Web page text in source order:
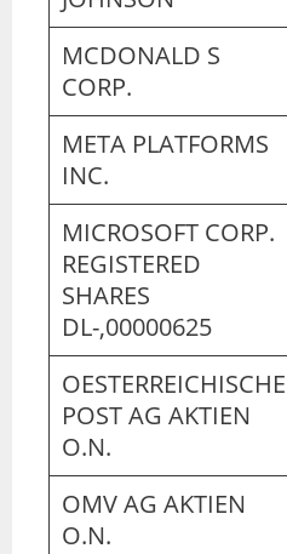
MCDONALD S
CORP.
META PLATFORMS
INC.
MICROSOFT CORP.
REGISTERED
SHARES
DL-,00000625
OESTERREICHISCHE
POST AG AKTIEN
O.N.
OMV AG AKTIEN
O.N.